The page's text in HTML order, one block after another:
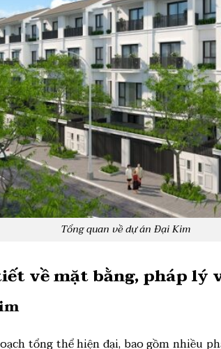
Tổng quan về dự án Đại Kim
về mặt bằng, pháp lý
tổng thể hiện đại, bao gồm nhiều